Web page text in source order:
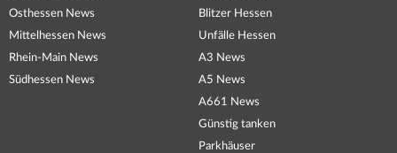
Osthessen News
Mittelhessen News
Rhein-Main News
Südhessen News
Blitzer Hessen
Unfälle Hessen
A3 News
A5 News
A661 News
Günstig tanken
Parkhäuser